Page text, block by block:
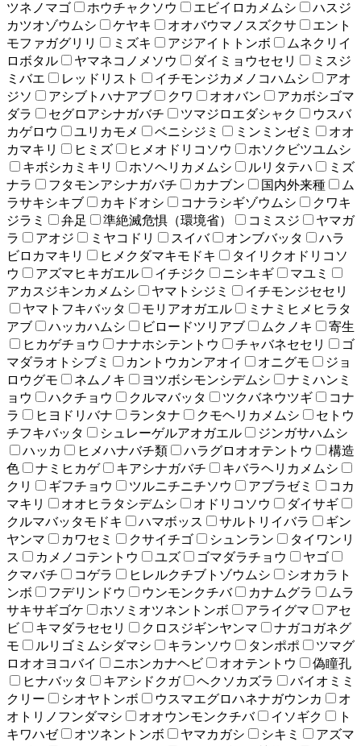
ツネノマゴ
ホウチャクソウ エビイロカメムシ
ハスジ
カツオゾウムシ
ケヤキ オオバウマノスズクサ
エント
モファガグリリ
ミズキ アジアイトトンボ
ムネクリイ
ロボタル
ヤマネコノメソウ ダイミョウセセリ
ミスジ
ミバエ
レッドリスト イチモンジカメノコハムシ
アオ
ジソ
アシブトハナアブ クワ オオバン
アカボシゴマ
ダラ
セグロアシナガバチ ツマジロエダシャク
ウスバ
カゲロウ
ユリカモメ ベニシジミ ミンミンゼミ
オオ
カマキリ
ヒミズ ヒメオドリコソウ
ホソクビツユムシ
キボシカミキリ
ホソヘリカメムシ ルリタテハ
ミズ
ナラ
フタモンアシナガバチ カナブン 国内外来種
ム
ラサキシキブ
カキドオシ コナラシギゾウムシ
クワキ
ジラミ
弁足 準絶滅危惧（環境省） コミスジ
ヤマガ
ラ
アオジ ミヤコドリ スイバ オンブバッタ
ハラ
ビロカマキリ
ヒメクダマキモドキ
タイリクオドリコソ
ウ
アズマヒキガエル イチジク ニシキギ
マユミ
アカスジキンカメムシ
ヤマトシジミ
イチモンジセセリ
ヤマトフキバッタ
モリアオガエル
ミナミヒメヒラタ
アブ
ハッカハムシ ビロードツリアブ ムクノキ
寄生
ヒカゲチョウ
ナナホシテントウ チャバネセセリ
ゴ
マダラオトシブミ
カントウカンアオイ オニグモ
ジョ
ロウグモ
ネムノキ ヨツボシモンシデムシ
ナミハンミ
ョウ
ハクチョウ クルマバッタ ツクバネウツギ
コナ
ラ
ヒヨドリバナ ランタナ クモヘリカメムシ
セトウ
チフキバッタ
シュレーゲルアオガエル
ジンガサハムシ
ハッカ
ヒメハナバチ類 ハラグロオオテントウ
構造
色
ナミヒカゲ キアシナガバチ
キバラヘリカメムシ
クリ
ギフチョウ ツルニチニチソウ アブラゼミ
コカ
マキリ
オオヒラタシデムシ オドリコソウ
ダイサギ
クルマバッタモドキ
ハマボッス サルトリイバラ
ギン
ヤンマ
カワセミ クサイチゴ シュンラン
タイワンリ
ス
カメノコテントウ ユズ ゴマダラチョウ
ヤゴ
クマバチ
コゲラ ヒレルクチブトゾウムシ
シオカラト
ンボ
フデリンドウ ウンモンクチバ カナムグラ
ムラ
サキサギゴケ
ホソミオツネントンボ アライグマ
アセ
ビ
キマダラセセリ クロスジギンヤンマ
ナガコガネグ
モ
ルリゴミムシダマシ キランソウ タンポポ
ツマグ
ロオオヨコバイ
ニホンカナヘビ オオテントウ
偽瞳孔
ヒナバッタ
キアシドクガ ヘクソカズラ
バイオミミ
クリー
シオヤトンボ ウスマエグロハネナガウンカ
オ
オトリノフンダマシ
オオウンモンクチバ イソギク
ト
キワハゼ
オツネントンボ ヤマカガシ シキミ
アズマ